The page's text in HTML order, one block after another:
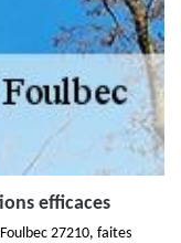
efficaces
27210, faites